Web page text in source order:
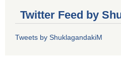
Twitter Feed by
Tweets by ShuklagandakiM